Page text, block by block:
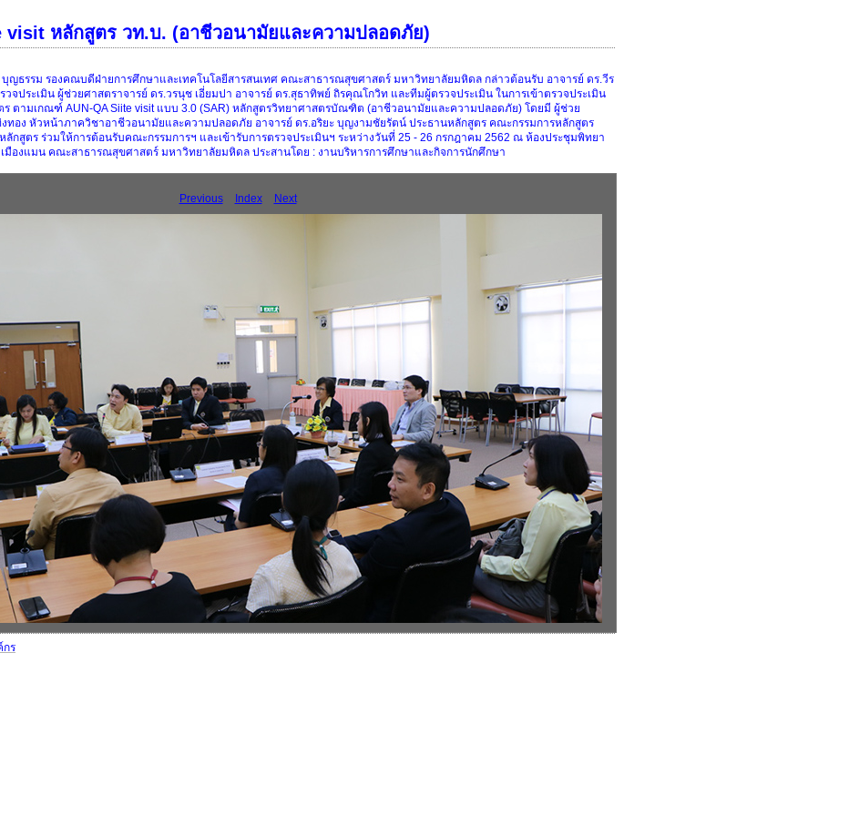
visit หลักสูตร วท.บ. (อาชีวอนามัยและความปลอดภัย)
ญธรรม รองคณบดีฝ่ายการศึกษาและเทคโนโลยีสารสนเทศ คณะสาธารณสุขศาสตร์ มหาวิทยาลัยมหิดล กล่าวต้อนรับ อาจารย์ ดร.วีร
จประเมิน ผู้ช่วยศาสตราจารย์ ดร.วรนุช เอี่ยมปา อาจารย์ ดร.สุธาทิพย์ ถิรคุณโกวิท และทีมผู้ตรวจประเมิน ในการเข้าตรวจประเมิน
ตามเกณฑ์ AUN-QA Siite visit แบบ 3.0 (SAR) หลักสูตรวิทยาศาสตรบัณฑิต (อาชีวอนามัยและความปลอดภัย) โดยมี ผู้ช่วย
ทอง หัวหน้าภาควิชาอาชีวอนามัยและความปลอดภัย อาจารย์ ดร.อริยะ บุญงามชัยรัตน์ ประธานหลักสูตร คณะกรรมการหลักสูตร
กสูตร ร่วมให้การต้อนรับคณะกรรมการฯ และเข้ารับการตรวจประเมินฯ ระหว่างวันที่ 25 - 26 กรกฎาคม 2562 ณ ห้องประชุมพิทยา
มืองแมน คณะสาธารณสุขศาสตร์ มหาวิทยาลัยมหิดล ประสานโดย : งานบริหารการศึกษาและกิจการนักศึกษา
Previous Index Next
กร